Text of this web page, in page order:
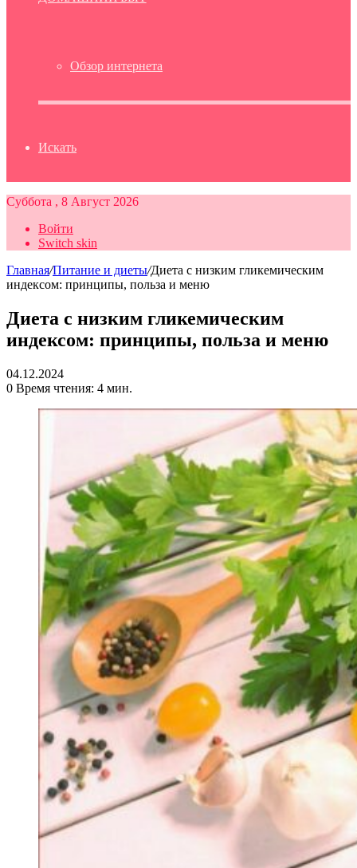
Обзор интернета
Искать
Суббота , 8 Август 2026
Войти
Switch skin
Главная/Питание и диеты/Диета с низким гликемическим
индексом: принципы, польза и меню
Диета с низким гликемическим
индексом: принципы, польза и меню
04.12.2024
0 Время чтения: 4 мин.